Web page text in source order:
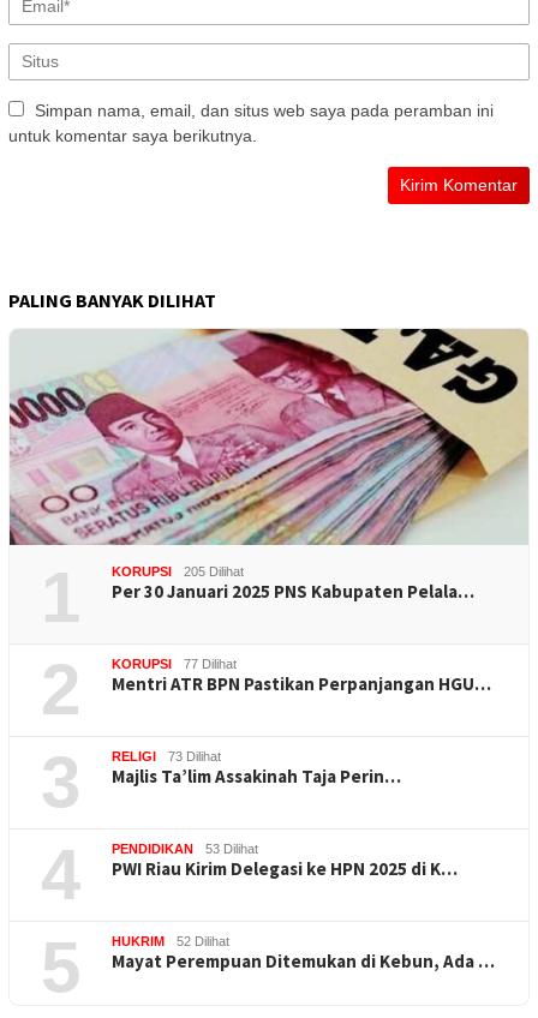
Simpan nama, email, dan situs web saya pada peramban ini
untuk komentar saya berikutnya.
PALING BANYAK DILIHAT
1 KORUPSI 205 Dilihat
Per 30 Januari 2025 PNS Kabupaten Pelala…
2 KORUPSI 77 Dilihat
Mentri ATR BPN Pastikan Perpanjangan HGU…
3 RELIGI 73 Dilihat
Majlis Ta’lim Assakinah Taja Perin…
4 PENDIDIKAN 53 Dilihat
PWI Riau Kirim Delegasi ke HPN 2025 di K…
5 HUKRIM 52 Dilihat
Mayat Perempuan Ditemukan di Kebun, Ada …